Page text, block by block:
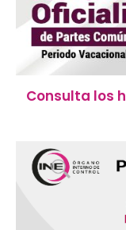
Consulta los